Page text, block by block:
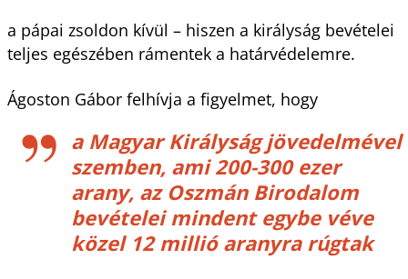
a pápai zsoldon kívül – hiszen a királyság bevételei
teljes egészében rámentek a határvédelemre.
Ágoston Gábor felhívja a figyelmet, hogy
a Magyar Királyság jövedelmével
szemben, ami 200-300 ezer
arany, az Oszmán Birodalom
bevételei mindent egybe véve
közel 12 millió aranyra rúgtak